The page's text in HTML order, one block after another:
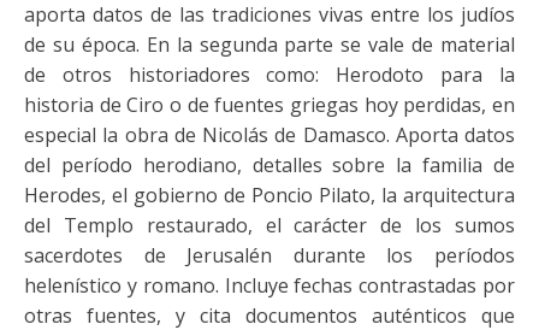
aporta datos de las tradiciones vivas entre los judíos
de su época. En la segunda parte se vale de material
de otros historiadores como: Herodoto para la
historia de Ciro o de fuentes griegas hoy perdidas, en
especial la obra de Nicolás de Damasco. Aporta datos
del período herodiano, detalles sobre la familia de
Herodes, el gobierno de Poncio Pilato, la arquitectura
del Templo restaurado, el carácter de los sumos
sacerdotes de Jerusalén durante los períodos
helenístico y romano. Incluye fechas contrastadas por
otras fuentes, y cita documentos auténticos que